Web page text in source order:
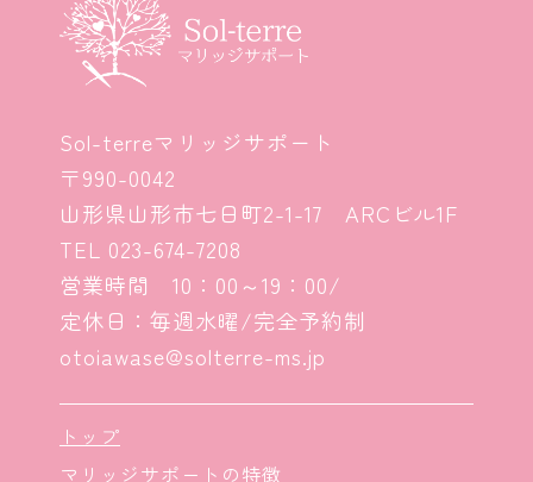
Sol-terreマリッジサポート
〒990-0042
山形県山形市七日町2-1-17 ARCビル1F
TEL 023-674-7208
営業時間 10：00～19：00/
定休日：毎週水曜/完全予約制
otoiawase@solterre-ms.jp
トップ
マリッジサポートの特徴